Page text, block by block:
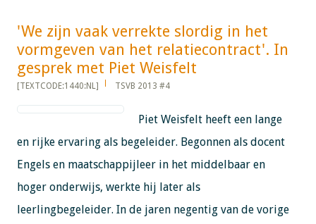
'We zijn vaak verrekte slordig in het
vormgeven van het relatiecontract'. In
gesprek met Piet Weisfelt​​​​​​
[TEXTCODE:1440:NL] TSVB 2013 #4
Piet Weisfelt heeft een lange
en rijke ervaring als begeleider. Begonnen als docent
Engels en maatschappijleer in het middelbaar en
hoger onderwijs, werkte hij later als
leerlingbegeleider. In de jaren negentig van de vorige